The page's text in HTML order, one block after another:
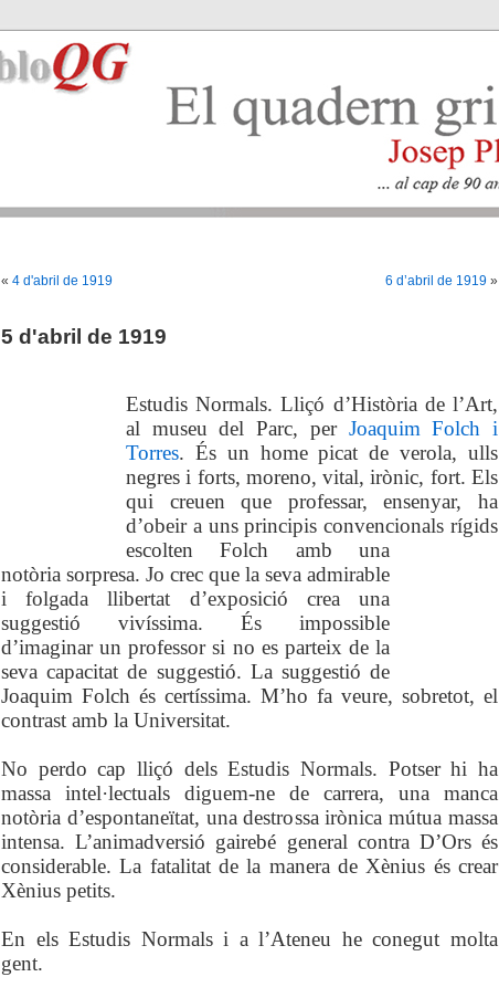
« 4 d'abril de 1919 6 d’abril de 1919 »
5 d'abril de 1919
Estudis Normals. Lliçó d’Història de l’Art,
al museu del Parc, per Joaquim Folch i
Torres. És un home picat de verola, ulls
negres i forts, moreno, vital, irònic, fort. Els
qui creuen que professar, ensenyar, ha
d’obeir a uns principis convencionals rígids
escoltenFolch amb una
notòria sorpresa. Jo crec que la seva admirable
i folgadallibertat d’exposició crea una
suggestió vivíssima. És impossible
d’imaginar un professor si no es parteix de la
seva capacitat de suggestió. La suggestió de
Joaquim Folch és certíssima. M’ho fa veure, sobretot, el
contrast amb la Universitat.
No perdo cap lliçó dels Estudis Normals. Potser hi ha
massa intel·lectuals diguem-ne de carrera, una manca
notòria d’espontaneïtat, una destrossa irònica mútua massa
intensa. L’animadversió gairebé general contra D’Ors és
considerable. La fatalitat de la manera de Xènius és crear
Xènius petits.
En els Estudis Normals i a l’Ateneu he conegut molta
gent.